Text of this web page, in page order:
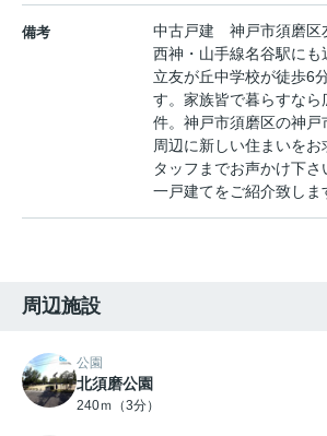
備考
中古戸建 神戸市須磨区
西神・山手線名谷駅に
立友が丘中学校が徒歩6
す。家族皆で暮らすなら
件。神戸市須磨区の神戸
周辺に新しい住まいをお
タッフまでお声かけ下
一戸建てをご紹介致しま
周辺施設
公園
北須磨公園
240ｍ（3分）